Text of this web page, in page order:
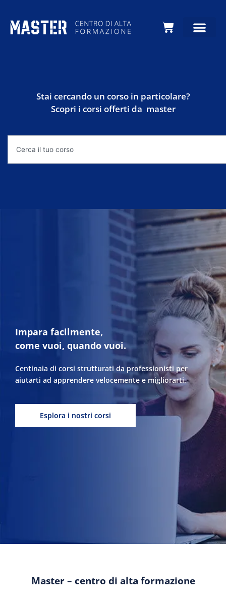
Carrello
Stai cercando un corso in particolare?
Scopri i corsi offerti da master
Impara facilmente,
come vuoi, quando vuoi.
Centinaia di corsi strutturati da professionisti per
aiutarti ad apprendere velocemente e migliorarti.
Esplora i nostri corsi
Master – centro di alta formazione